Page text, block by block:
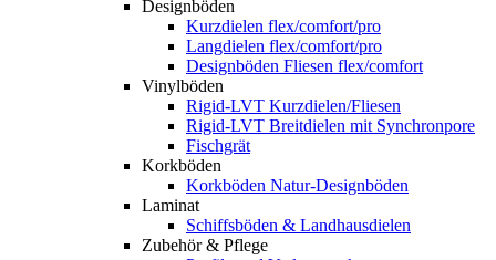
Designböden
Kurzdielen flex/comfort/pro
Langdielen flex/comfort/pro
Designböden Fliesen flex/comfort
Vinylböden
Rigid-LVT Kurzdielen/Fliesen
Rigid-LVT Breitdielen mit Synchronpore
Fischgrät
Korkböden
Korkböden Natur-Designböden
Laminat
Schiffsböden & Landhausdielen
Zubehör & Pflege